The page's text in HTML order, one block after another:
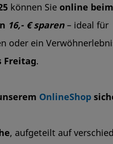
können Sie online
16,- € sparen– ideal für
oder ein
Freitag.
OnlineShop
, aufgeteilt auf